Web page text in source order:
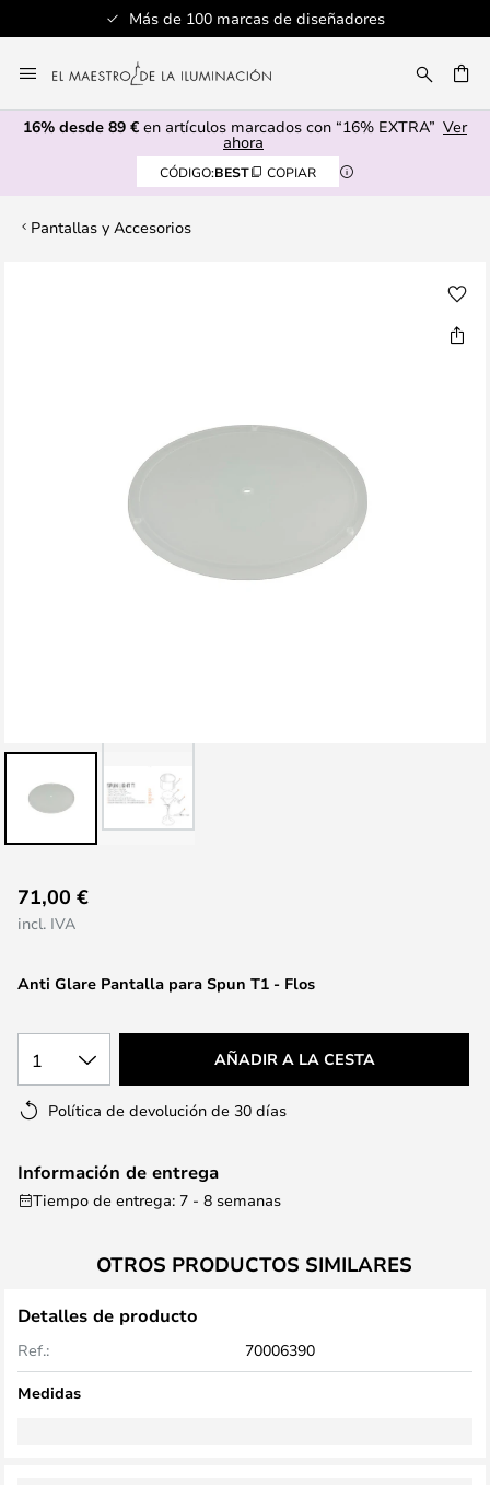
Más de 100 marcas de diseñadores
al
contenido
16% desde 89 € en artículos marcados con “16% EXTRA” Ver
ahora
CÓDIGO:BEST COPIAR
Pantallas y Accesorios
comienzo
la
de
imágenes
Anti Glare Pantalla para Spun T1 - Flos
71,00 €
incl. IVA
1 AÑADIR A LA CESTA
Política de devolución de 30 días
Información de entrega
Tiempo de entrega: 7 - 8 semanas
OTROS PRODUCTOS SIMILARES
Detalles de producto
Ref.: 70006390
Medidas